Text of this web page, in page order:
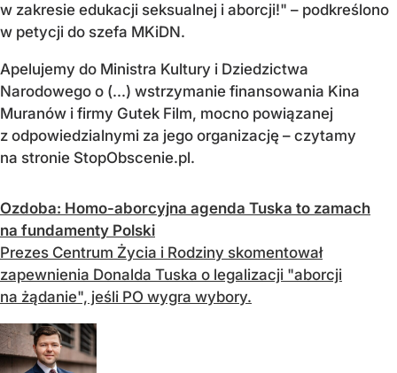
w zakresie edukacji seksualnej i aborcji!" – podkreślono
w petycji do szefa MKiDN.
Apelujemy do Ministra Kultury i Dziedzictwa
Narodowego o (...) wstrzymanie finansowania Kina
Muranów i firmy Gutek Film, mocno powiązanej
z odpowiedzialnymi za jego organizację – czytamy
na stronie StopObscenie.pl.
Ozdoba: Homo-aborcyjna agenda Tuska to zamach
na fundamenty Polski
Prezes Centrum Życia i Rodziny skomentował
zapewnienia Donalda Tuska o legalizacji "aborcji
na żądanie", jeśli PO wygra wybory.